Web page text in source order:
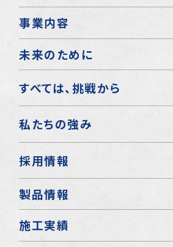
事業内容
未来のために
すべては、挑戦から
私たちの強み
採用情報
製品情報
施工実績